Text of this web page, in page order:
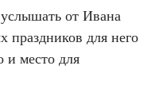
от Ивана
праздников для него
и место для